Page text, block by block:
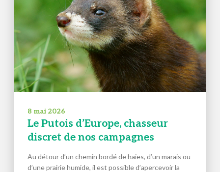
8 mai 2026
Le Putois d’Europe, chasseur
discret de nos campagnes
Au détour d’un chemin bordé de haies, d’un marais ou
d’une prairie humide, il est possible d’apercevoir la